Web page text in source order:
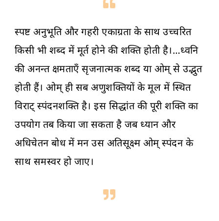
स्पष्ट अनुभूति और गहरी एकाग्रता के साथ उच्चरित
किसी भी शब्द में मूर्त होने की शक्ति होती है।…ध्वनि
की अनन्त क्षमताएँ सृजनात्मक शब्द या ओम् से उद्भुत
होती हैं। ओम् ही सब अणुशक्तियों के मूल में स्थित
विराट् स्पंदनशक्ति है। इस सिद्धांत की पूरी शक्ति का
उपयोग तब किया जा सकता है जब ध्यान और
अधिचेतन बोध में मन उस अतिसूक्ष्म ओम् स्पंदन के
साथ समस्वर हो जाए।